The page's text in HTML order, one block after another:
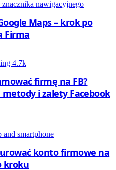
Maps – krok po
Firma
firmę na FB?
i zalety Facebook
konto firmowe na
kroku